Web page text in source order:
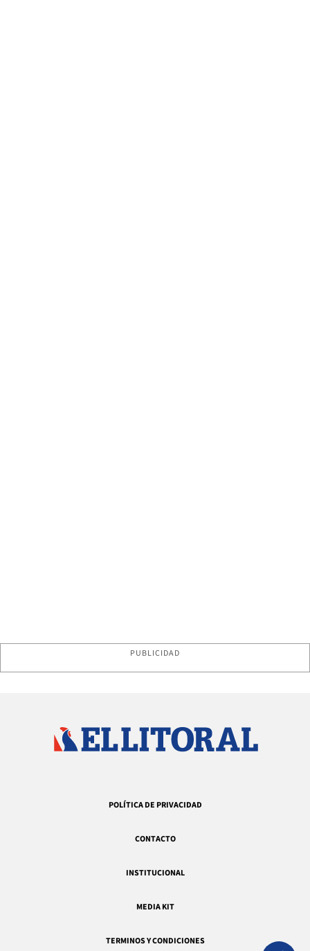
PUBLICIDAD
POLÍTICA DE PRIVACIDAD
CONTACTO
INSTITUCIONAL
MEDIA KIT
TERMINOS Y CONDICIONES